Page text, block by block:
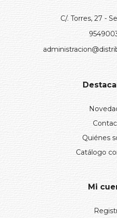
C/. Torres, 27 -
Quiénes
Catálogo
Mi